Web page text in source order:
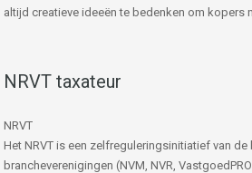
altijd creatieve ideeën te bedenken om kopers
NRVT taxateur
NRVT
Het NRVT is een zelfreguleringsinitiatief van de
brancheverenigingen (NVM, NVR,